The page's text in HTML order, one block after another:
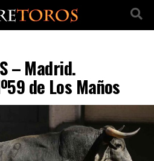
– Madrid.
de Los Maños